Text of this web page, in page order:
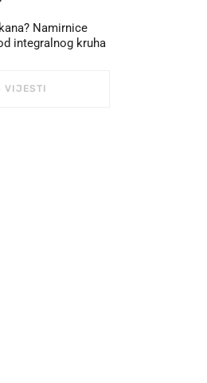
Namirnice
integralnog kruha
VIJESTI